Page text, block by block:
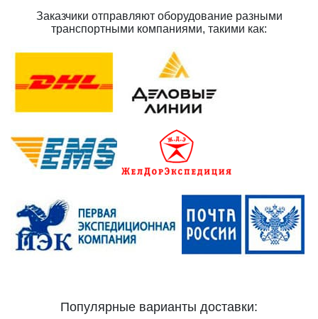
Заказчики отправляют оборудование разными
транспортными компаниями, такими как:
Популярные варианты доставки: